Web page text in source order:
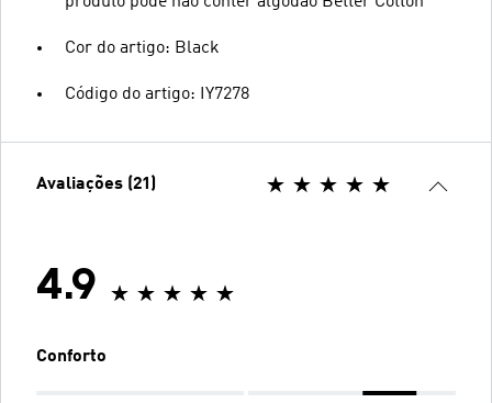
Cor do artigo: Black
Código do artigo: IY7278
Avaliações (21)
4.9
Conforto